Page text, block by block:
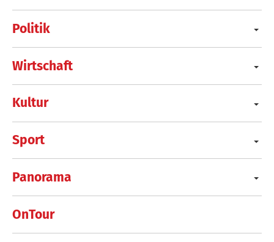
Politik
Wirtschaft
Kultur
Sport
Panorama
OnTour